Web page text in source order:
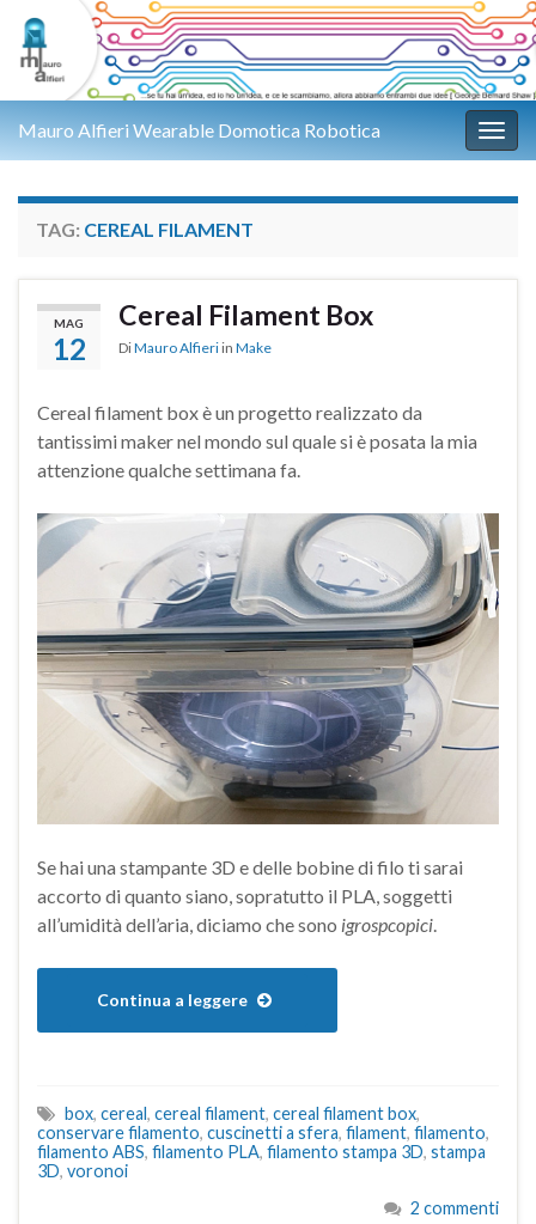
Mauro Alfieri Wearable Domotica Robotica
TAG: CEREAL FILAMENT
MAG
12
Cereal Filament Box
DiMauro Alfieri in Make
Cereal filament box è un progetto realizzato da
tantissimi maker nel mondo sul quale si è posata la mia
attenzione qualche settimana fa.
Se hai una stampante 3D e delle bobine di filo ti sarai
accorto di quanto siano, sopratutto il PLA, soggetti
all’umidità dell’aria, diciamo che sono igrospcopici.
Continua a leggere
box, cereal, cereal filament, cereal filament box,
conservare filamento, cuscinetti a sfera, filament, filamento,
filamento ABS, filamento PLA, filamento stampa 3D, stampa
3D, voronoi
2 commenti